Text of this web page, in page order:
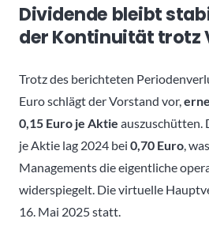
Dividende bleibt
der Kontinuität trotz
Trotz des berichteten
Euro schlägt der Vorstand vor,
0,15 Euro je Aktie auszuschütten.
je Aktie lag 2024 bei 0,70 Euro ,
Managements die eigentliche
widerspiegelt. Die virtuelle
16. Mai 2025 statt.